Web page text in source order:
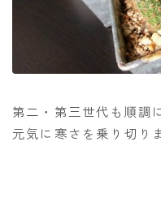
第二・第三世代も順調
元気に寒さを乗り切り